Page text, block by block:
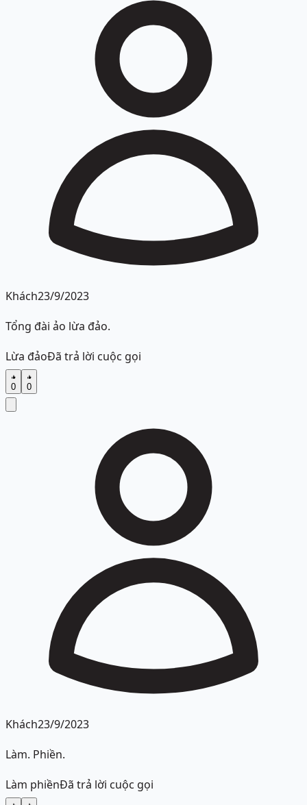
Khách23/9/2023
Tổng đài ảo lừa đảo.
Lừa đảoĐã trả lời cuộc gọi
0 0
Khách23/9/2023
Làm. Phiền.
Làm phiềnĐã trả lời cuộc gọi